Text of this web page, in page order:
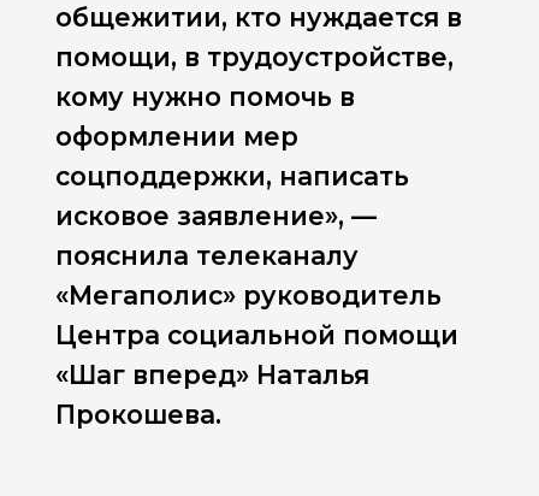
общежитии, кто нуждается в
помощи, в трудоустройстве,
кому нужно помочь в
оформлении мер
соцподдержки, написать
исковое заявление», —
пояснила телеканалу
«Мегаполис» руководитель
Центра социальной помощи
«Шаг вперед» Наталья
Прокошева.